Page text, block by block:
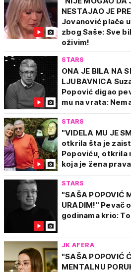
NESTAJAO JE
Jovanović plače
zbog Saše: Sve
oživim!
STARS
ONA JE BILA NA
LJUBAVNICA
Popović digao
mu na vrata:
STARS
"VIDELA MU JE
otkrila šta je
Popoviću, otkrila
koja je žena
STARS
"SAŠA POPOVIĆ
URADIM!" Pevač
godinama krio:
JK AFERA
"SAŠA POPOVIĆ
MENTALNU